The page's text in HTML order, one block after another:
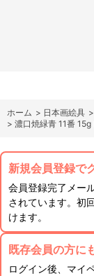
ホーム > 日本画絵具 >
> 濃口焼緑青 11番
新規会員登録で
会員登録完了メー
されています。初
けます。
既存会員の方に
ログイン後、マイ